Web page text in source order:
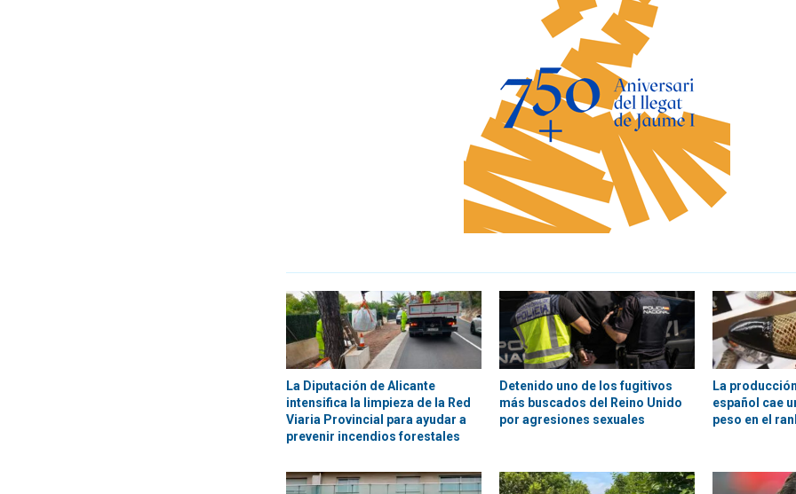
La Diputación de Alicante
intensifica la limpieza de la Red
Viaria Provincial para ayudar a
prevenir incendios forestales
Detenido uno de los fugitivos
más buscados del Reino Unido
por agresiones sexuales
La
español cae
peso en el